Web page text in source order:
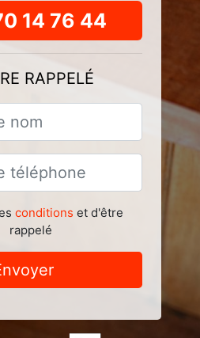
14 76 44
RAPPELÉ
conditions et d'être
rappelé